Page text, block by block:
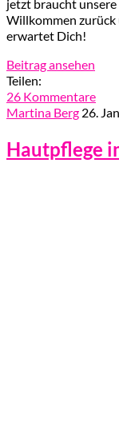
jetzt braucht
Willkommen zurück
erwartet Dich!
Beitrag ansehen
Teilen:
26 Kommentare
Martina Berg 26.
Hautpflege